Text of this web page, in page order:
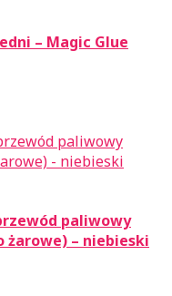
– Magic Glue
paliwowy
żarowe) – niebieski